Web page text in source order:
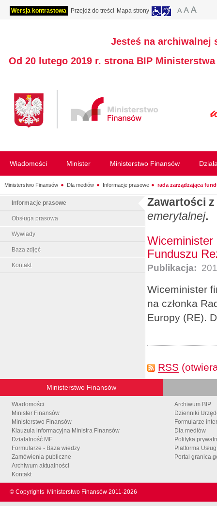
Wersja kontrastowa Przejdź do treści Mapa strony
Jesteś na archiwalnej
Od 20 lutego 2019 r. strona BIP
Wiadomości Minister Ministerstwo Finansów
Ministerstwo Finansów Dla mediów Informacje prasowe rada zarządzająca
Informacje prasowe
Obsługa prasowa
Wywiady
Baza zdjęć
Kontakt
Zawartości
emerytalnej.
Wiceminister
Funduszu
Publikacja:
Wiceminister
na członka
Europy (RE).
RSS
Ministerstwo Finansów
Wiadomości
Minister Finansów
Ministerstwo Finansów
Klauzula informacyjna Ministra Finansów
Działalność MF
Formularze - Baza wiedzy
Zamówienia publiczne
Archiwum aktualności
Kontakt
Archiwum BIP
Dzienniki
Formularze
Dla mediów
Polityka
Platforma
Portal
© Copyrights Ministerstwo Finansów 2011-2026